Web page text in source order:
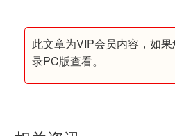
此文章为VIP会员内容，如
录PC版查看。